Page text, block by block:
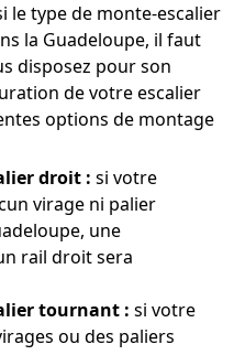
le type de monte-escalier
la Guadeloupe, il faut
disposez pour son
de votre escalier
options de montage
droit : si votre
virage ni palier
une
rail droit sera
tournant : si votre
ou des paliers